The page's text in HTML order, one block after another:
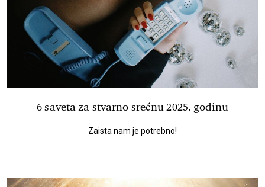
6 saveta za stvarno srećnu 2025. godinu
Zaista nam je potrebno!